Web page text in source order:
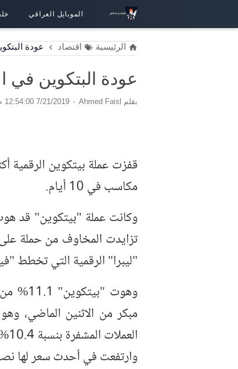
الموبايل العراقي
الرئيسية اقتصاد عودة
عودة البتكوين في
بقلم Ahmed Faisl 7/21/2019 12:54:00 ص
مكاسب في 10 أيام.
تزايدت المخاوف من حملة على
"ليبرا" الرقمية التي تخطط
مبكر من الاثنين الماضي،
وارتفعت في أحدث سعر لها نصفاً